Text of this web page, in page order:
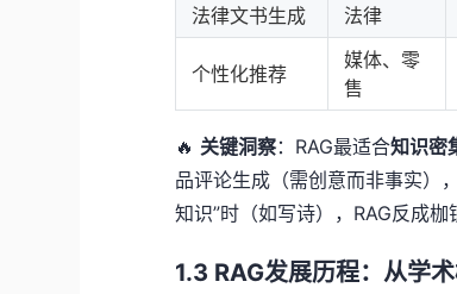
法律文书生成
法律
个性化推荐
媒体、零
售
🔥 关键洞察：RAG最适合知识密
品评论生成（需创意而非事实）
知识”时（如写诗），RAG反成
1.3 RAG发展历程：从学